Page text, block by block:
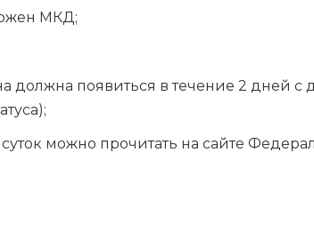
МКД;
должна появиться в течение 2 дней с
можно прочитать на сайте